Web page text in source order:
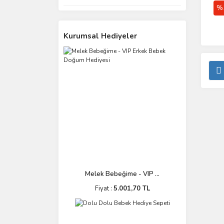
Kurumsal Hediyeler
Melek Bebeğime - VIP ...
Fiyat : 5.001,70 TL